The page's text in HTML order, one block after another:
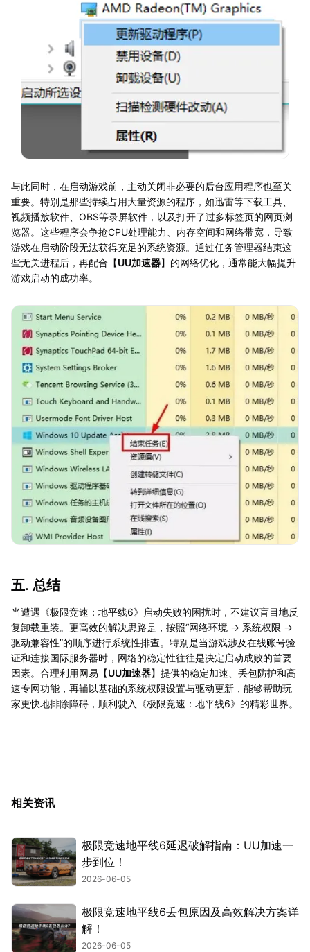
与此同时，在启动游戏前，主动关闭非必要的后台应用程序也至关
重要。特别是那些持续占用大量资源的程序，如迅雷等下载工具、
视频播放软件、OBS等录屏软件，以及打开了过多标签页的网页浏
览器。这些程序会争抢CPU处理能力、内存空间和网络带宽，导致
游戏在启动阶段无法获得充足的系统资源。通过任务管理器结束这
些无关进程后，再配合【UU加速器】的网络优化，通常能大幅提升
游戏启动的成功率。
五. 总结
当遭遇《极限竞速：地平线6》启动失败的困扰时，不建议盲目地反
复卸载重装。更高效的解决思路是，按照“网络环境 → 系统权限 →
驱动兼容性”的顺序进行系统性排查。特别是当游戏涉及在线账号验
证和连接国际服务器时，网络的稳定性往往是决定启动成败的首要
因素。合理利用网易【UU加速器】提供的稳定加速、丢包防护和高
速专网功能，再辅以基础的系统权限设置与驱动更新，能够帮助玩
家更快地排除障碍，顺利驶入《极限竞速：地平线6》的精彩世界。
相关资讯
极限竞速地平线6延迟破解指南：UU加速一
步到位！
2026-06-05
极限竞速地平线6丢包原因及高效解决方案详
解！
2026-06-05